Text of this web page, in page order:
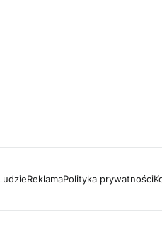
ReklamaPolityka prywatności